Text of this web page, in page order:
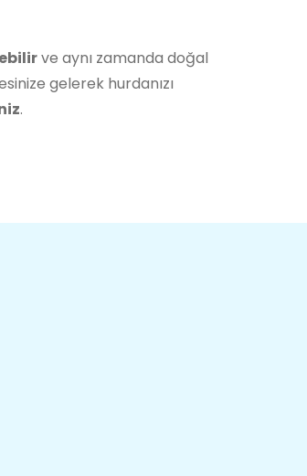
ve aynı zamanda doğal
gelerek hurdanızı
.